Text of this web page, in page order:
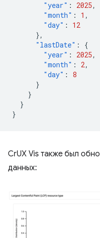
"year" : 2025,
"month" : 1 ,
"day" :
12
},
"lastDate" :
{
"year" : 2025,
"month" : 2,
"day" :
8
}
}
}
}
CrUX Vis также был
данных: